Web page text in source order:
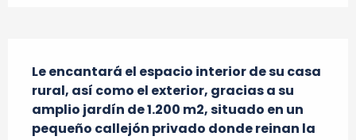
Le encantará el espacio interior de su casa
rural, así como el exterior, gracias a su
amplio jardín de 1.200 m2, situado en un
pequeño callejón privado donde reinan la